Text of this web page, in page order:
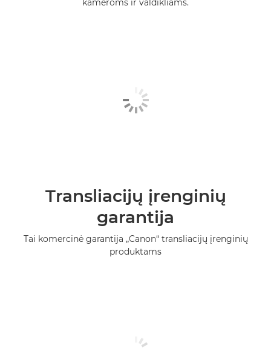
kameroms ir valdikliams.
Transliacijų įrenginių
garantija
Tai komercinė garantija „Canon“ transliacijų įrenginių
produktams